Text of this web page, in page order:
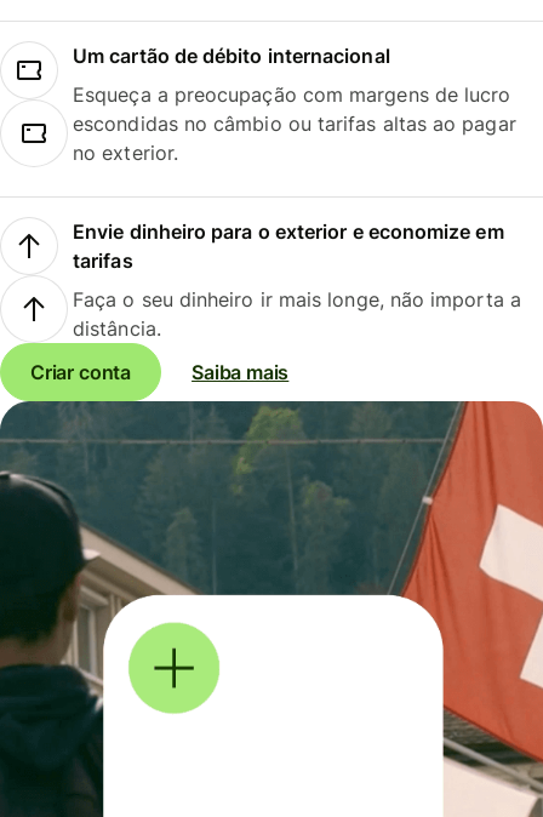
Um cartão de débito internacional
Esqueça a preocupação com margens de lucro
escondidas no câmbio ou tarifas altas ao pagar
no exterior.
Envie dinheiro para o exterior e economize em
tarifas
Faça o seu dinheiro ir mais longe, não importa a
distância.
Criar conta
Saiba mais